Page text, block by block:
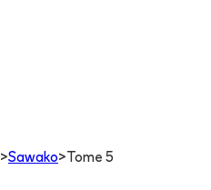
>Sawako> Tome 5